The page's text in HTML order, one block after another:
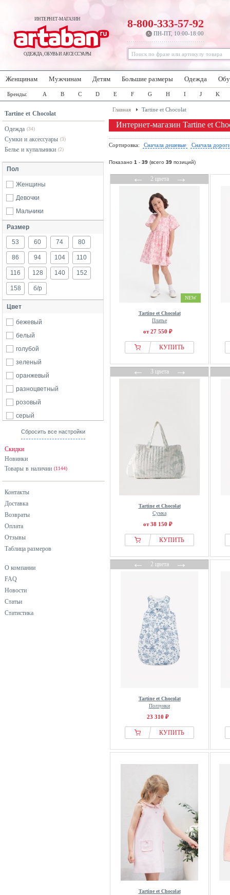
ИНТЕРНЕТ-МАГАЗИН
ОДЕЖДА, ОБУВЬ И АКСЕССУАРЫ
8-800-333-57-92
ПН-ПТ, 10:00-18:00
Женщинам Мужчинам Детям Большие размеры Одежда
Бренды: A B C D E F G H I J K
Tartine et Chocolat
Одежда (34)
Сумки и аксессуары (3)
Белье и купальники (2)
Пол
Женщины
Девочки
Мальчики
Размер
53 60 74 80
86 94 104 110
116 128 140 152
158 б/р
Цвет
бежевый
белый
голубой
зеленый
оранжевый
разноцветный
розовый
серый
синий
Сбросить все настройки
Скидки
Новинки
Товары в наличии (1144)
Контакты
Доставка
Возвраты
Оплата
Отзывы
Таблица размеров
О компании
FAQ
Новости
Статьи
Статистика
Главная Tartine et Chocolat
Интернет-магазин Tartine et
Сортировка: Сначала дешевые Сначала
Показано 1 - 39 (всего 39 позиций)
←2 цвета→
NEW
Tartine et Chocolat
Платье
от 27 550 ₽
КУПИТЬ
←3 цвета→
Tartine et Chocolat
Сумка
от 38 150 ₽
КУПИТЬ
←2 цвета→
Tartine et Chocolat
Ползунки
23 310 ₽
КУПИТЬ
Tartine et Chocolat